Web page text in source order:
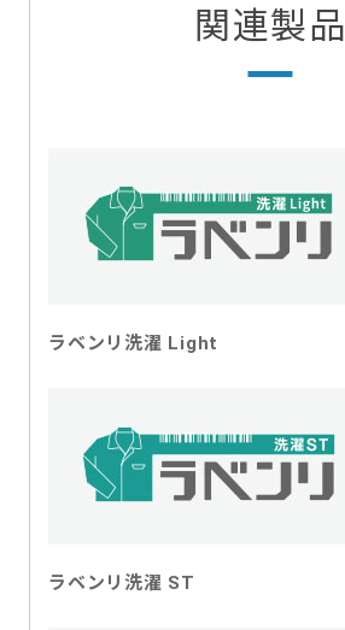
関連製品
ラベンリ洗濯 Light
ラベンリ洗濯 ST